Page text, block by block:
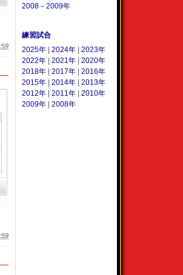
2008－2009年
練習試合
2025年
2024年
2023年
2022年
2021年
2020年
2018年
2017年
2016年
2015年
2014年
2013年
2012年
2011年
2010年
2009年
2008年